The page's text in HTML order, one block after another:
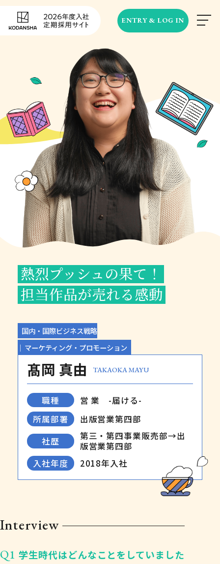
ENTRY & LOG IN
熱烈プッシュの果て！
担当作品が売れる感動
国内・国際ビジネス戦略
マーケティング・プロモーション
髙岡 真由 TAKAOKA MAYU
職種
営 業 -届ける-
所属部署
出版営業第四部
社歴
第三・第四事業販売部→出
版営業第四部
入社年度
2018年入社
Interview
Q1 学生時代はどんなことをしていました